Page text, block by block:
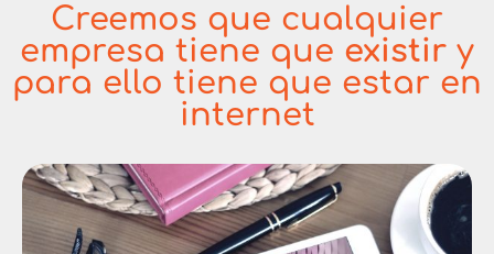
Creemos que cualquier
empresa tiene que existir y
para ello tiene que estar en
internet